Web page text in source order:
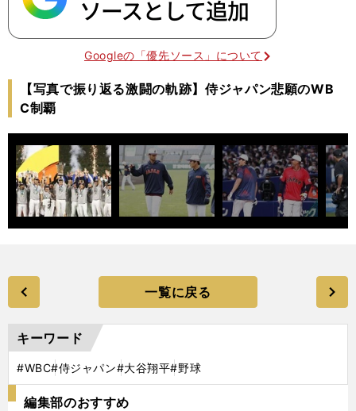
Googleの「優先ソース」について
【写真で振り返る激闘の軌跡】侍ジャパン悲願のWB
C制覇
一覧に戻る
キーワード
#WBC#侍ジャパン#大谷翔平#野球
編集部のおすすめ